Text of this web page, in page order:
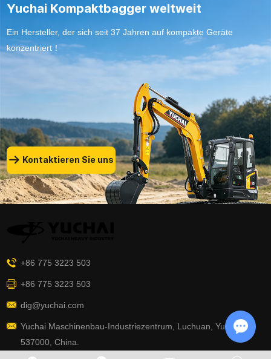
Yuchai Kompaktbagger weltweit
Ein Hersteller, der sich seit 37 Jahren auf kompakte Geräte
konzentriert！
Kontaktieren Sie uns
+86 775 3223 503
+86 775 3223 503
dig@yuchai.com
Yuchai Maschinenbau-Industriezentrum, Luchuan, Yulin,
537000, China.
Chat